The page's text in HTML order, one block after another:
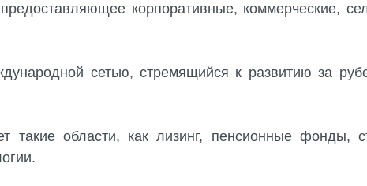
корпоративные, коммерческие,
сетью, стремящийся к развитию за
такие области, как лизинг, пенсионные фонды,